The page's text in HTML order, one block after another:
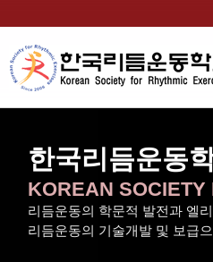
한국리듬운동
KOREAN SOCIETY
리듬운동의 학문적 발전과 엘
리듬운동의 기술개발 및 보급